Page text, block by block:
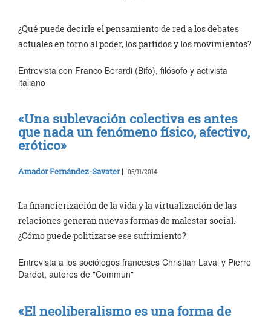
¿Qué puede decirle el pensamiento de red a los debates
actuales en torno al poder, los partidos y los movimientos?
Entrevista con Franco Berardi (Bifo), filósofo y activista
italiano
«Una sublevación colectiva es antes
que nada un fenómeno físico, afectivo,
erótico»
Amador Fernández-Savater| 05/11/2014
La financierización de la vida y la virtualización de las
relaciones generan nuevas formas de malestar social.
¿Cómo puede politizarse ese sufrimiento?
Entrevista a los sociólogos franceses Christian Laval y Pierre
Dardot, autores de "Commun"
«El neoliberalismo es una forma de